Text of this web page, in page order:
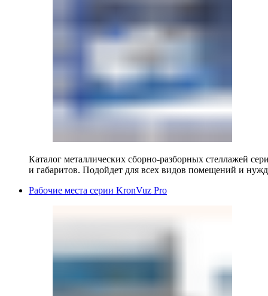
Каталог металлических сборно-разборных стеллажей
и габаритов. Подойдет для всех видов помещений и
Рабочие места серии KronVuz Pro